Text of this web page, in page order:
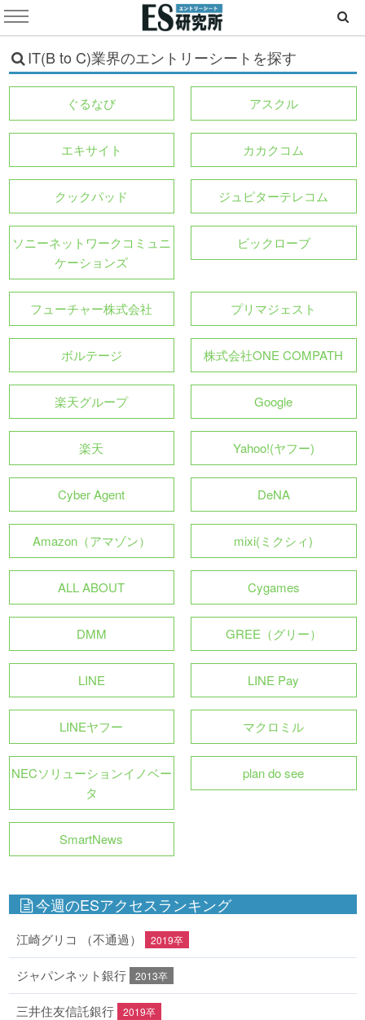
IT(B to C)業界のエントリーシートを探す
ぐるなび アスクル
エキサイト カカクコム
クックパッド ジュピターテレコム
ソニーネットワークコミュニ
ケーションズ
ビックローブ
フューチャー株式会社 プリマジェスト
ボルテージ 株式会社ONE COMPATH
楽天グループ Google
楽天 Yahoo!(ヤフー)
Cyber Agent DeNA
Amazon（アマゾン） mixi(ミクシィ)
ALL ABOUT Cygames
DMM GREE（グリー）
LINE LINE Pay
LINEヤフー マクロミル
NECソリューションイノベー
タ
plan do see
SmartNews
今週のESアクセスランキング
江崎グリコ （不通過） 2019卒
ジャパンネット銀行 2013卒
三井住友信託銀行 2019卒